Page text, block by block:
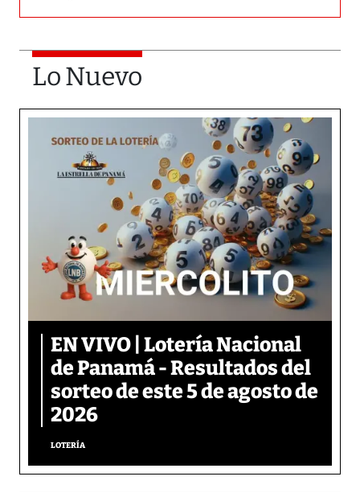
Lo Nuevo
EN VIVO | Lotería Nacional
de Panamá - Resultados del
sorteo de este 5 de agosto de
2026
LOTERÍA